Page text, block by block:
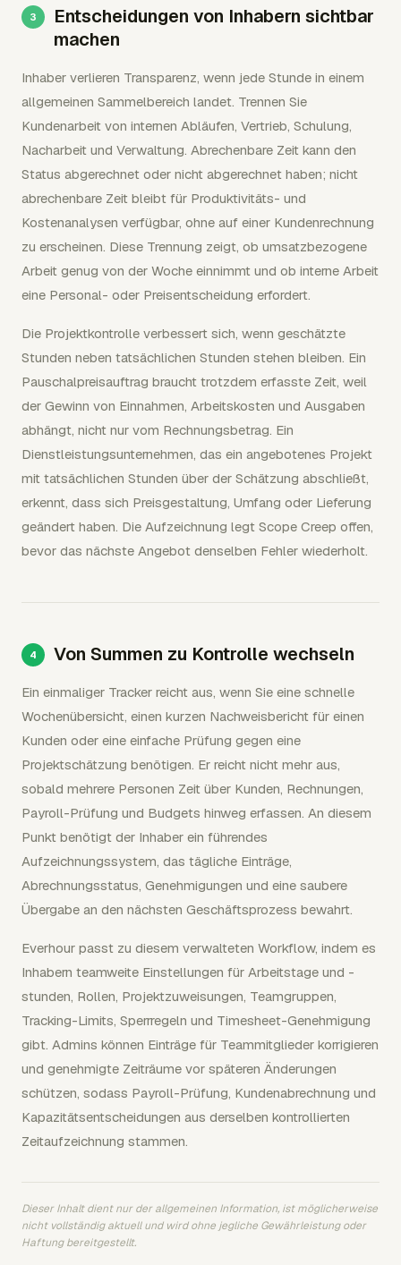
Entscheidungen von Inhabern sichtbar
machen
Inhaber verlieren Transparenz, wenn jede Stunde in einem
allgemeinen Sammelbereich landet. Trennen Sie
Kundenarbeit von internen Abläufen, Vertrieb, Schulung,
Nacharbeit und Verwaltung. Abrechenbare Zeit kann den
Status abgerechnet oder nicht abgerechnet haben; nicht
abrechenbare Zeit bleibt für Produktivitäts- und
Kostenanalysen verfügbar, ohne auf einer Kundenrechnung
zu erscheinen. Diese Trennung zeigt, ob umsatzbezogene
Arbeit genug von der Woche einnimmt und ob interne Arbeit
eine Personal- oder Preisentscheidung erfordert.
Die Projektkontrolle verbessert sich, wenn geschätzte
Stunden neben tatsächlichen Stunden stehen bleiben. Ein
Pauschalpreisauftrag braucht trotzdem erfasste Zeit, weil
der Gewinn von Einnahmen, Arbeitskosten und Ausgaben
abhängt, nicht nur vom Rechnungsbetrag. Ein
Dienstleistungsunternehmen, das ein angebotenes Projekt
mit tatsächlichen Stunden über der Schätzung abschließt,
erkennt, dass sich Preisgestaltung, Umfang oder Lieferung
geändert haben. Die Aufzeichnung legt Scope Creep offen,
bevor das nächste Angebot denselben Fehler wiederholt.
Von Summen zu Kontrolle wechseln
Ein einmaliger Tracker reicht aus, wenn Sie eine schnelle
Wochenübersicht, einen kurzen Nachweisbericht für einen
Kunden oder eine einfache Prüfung gegen eine
Projektschätzung benötigen. Er reicht nicht mehr aus,
sobald mehrere Personen Zeit über Kunden, Rechnungen,
Payroll-Prüfung und Budgets hinweg erfassen. An diesem
Punkt benötigt der Inhaber ein führendes
Aufzeichnungssystem, das tägliche Einträge,
Abrechnungsstatus, Genehmigungen und eine saubere
Übergabe an den nächsten Geschäftsprozess bewahrt.
Everhour passt zu diesem verwalteten Workflow, indem es
Inhabern teamweite Einstellungen für Arbeitstage und -
stunden, Rollen, Projektzuweisungen, Teamgruppen,
Tracking-Limits, Sperrregeln und Timesheet-Genehmigung
gibt. Admins können Einträge für Teammitglieder korrigieren
und genehmigte Zeiträume vor späteren Änderungen
schützen, sodass Payroll-Prüfung, Kundenabrechnung und
Kapazitätsentscheidungen aus derselben kontrollierten
Zeitaufzeichnung stammen.
Dieser Inhalt dient nur der allgemeinen Information, ist möglicherweise
nicht vollständig aktuell und wird ohne jegliche Gewährleistung oder
Haftung bereitgestellt.